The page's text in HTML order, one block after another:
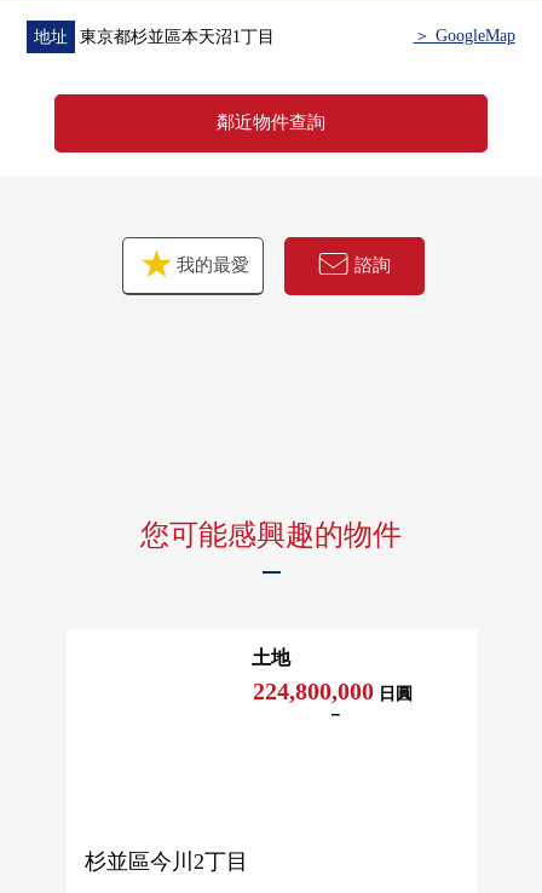
地址 東京都杉並區本天沼1丁目 ＞ GoogleMap
鄰近物件查詢
我的最愛 諮詢
您可能感興趣的物件
土地
杉並區今川2丁目
224,800,000 日圓
－